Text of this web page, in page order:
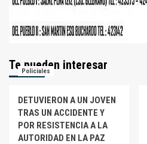
Te pueden interesar
Policiales
DETUVIERON A UN JOVEN
TRAS UN ACCIDENTE Y
POR RESISTENCIA A LA
AUTORIDAD EN LA PAZ